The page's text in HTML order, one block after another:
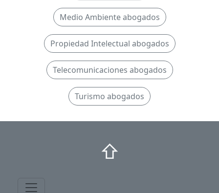
Medio Ambiente abogados
Propiedad Intelectual abogados
Telecomunicaciones abogados
Turismo abogados
⇧